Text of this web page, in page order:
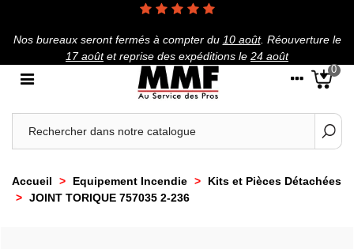
Nos bureaux seront fermés à compter du 10 août. Réouverture le
17 aoûtet reprise des expéditions le 24 août
0
Accueil > Equipement Incendie >
Kits et Pièces Détachées
> JOINT TORIQUE 757035 2-236